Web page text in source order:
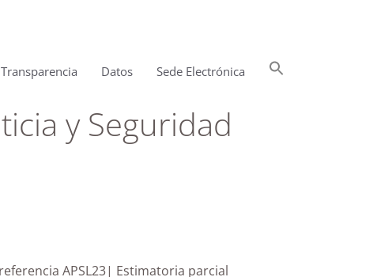
Transparencia Datos Sede Electrónica
y Seguridad
APSL23| Estimatoria parcial